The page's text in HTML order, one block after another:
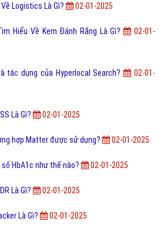
Logistics Là Gì? 02-01-2025
Hiểu Về Kem Đánh Răng Là Gì?
02-01-
tác dụng của Hyperlocal Search?
02-01-
Là Gì? 02-01-2025
hợp Matter được sử dụng? 02-01-2025
HbA1c như thế nào? 02-01-2025
Là Gì? 02-01-2025
Là Gì? 02-01-2025